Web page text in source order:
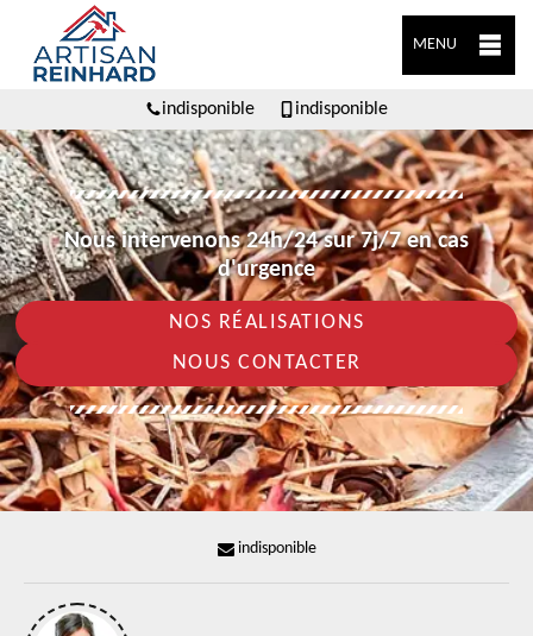
MENU
indisponible indisponible
Nous intervenons 24h/24 sur 7j/7 en cas
d'urgence
NOS RÉALISATIONS
NOUS CONTACTER
indisponible